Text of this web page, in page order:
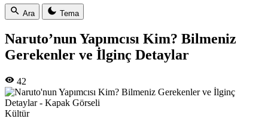
Ara Tema
Naruto’nun Yapımcısı Kim? Bilmeniz
Gerekenler ve İlginç Detaylar
42
Kültür